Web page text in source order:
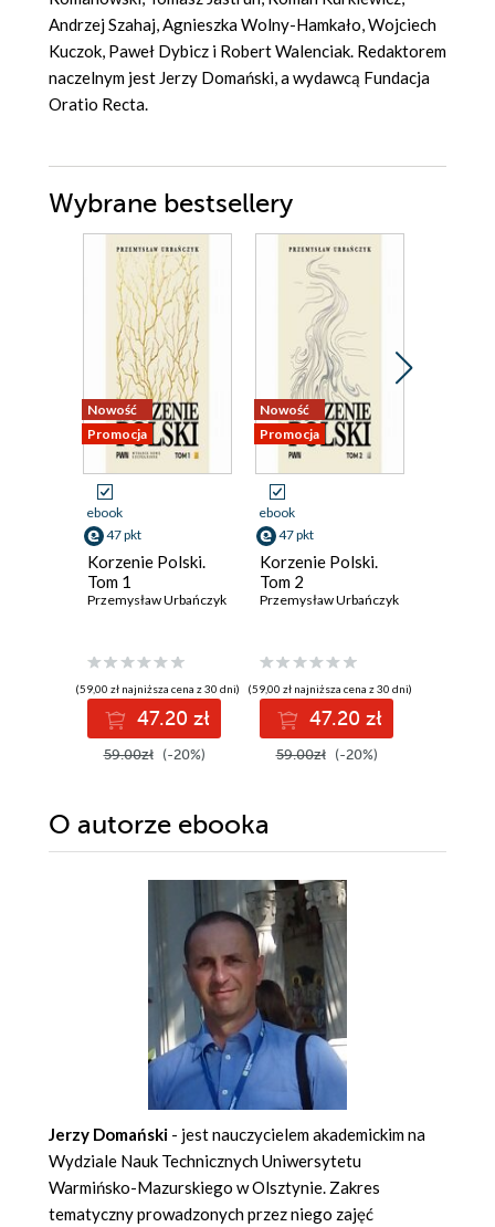
Andrzej Szahaj, Agnieszka Wolny-Hamkało, Wojciech
Kuczok, Paweł Dybicz i Robert Walenciak. Redaktorem
naczelnym jest Jerzy Domański, a wydawcą Fundacja
Oratio Recta.
Wybrane bestsellery
Nowość
Promocja
ebook
47 pkt
Korzenie Polski.
Tom 1
Przemysław Urbańczyk
(59,00 zł najniższa cena z 30 dni)
47.20 zł
59.00zł (-20%)
Nowość
Promocja
ebook
47 pkt
Korzenie Polski.
Tom 2
Przemysław Urbańczyk
(59,00 zł najniższa cena z 30 dni)
47.20 zł
59.00zł (-20%)
O autorze ebooka
Jerzy Domański - jest nauczycielem akademickim na
Wydziale Nauk Technicznych Uniwersytetu
Warmińsko-Mazurskiego w Olsztynie. Zakres
tematyczny prowadzonych przez niego zajęć